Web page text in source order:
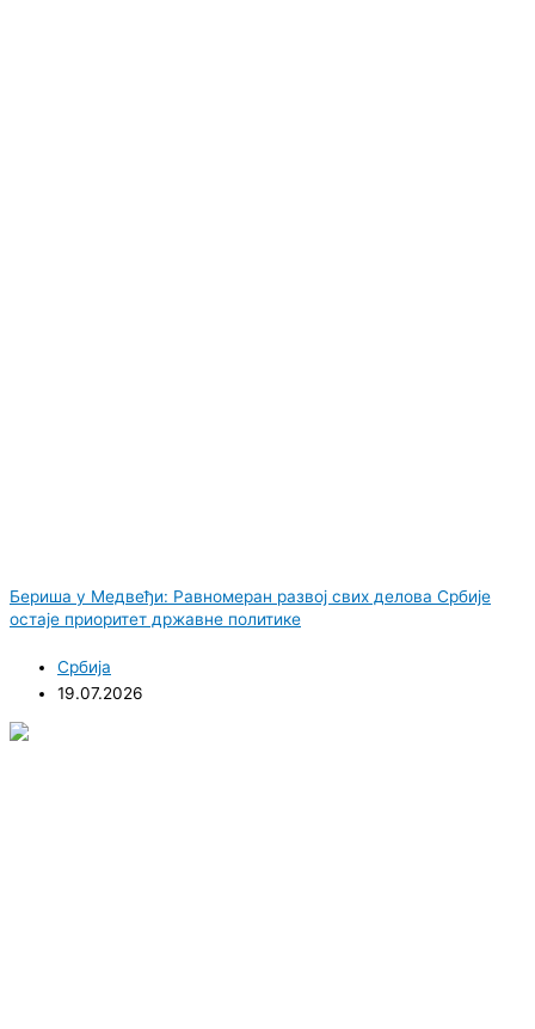
Бериша у Медвеђи: Равномеран развој свих делова Србије
остаје приоритет државне политике
Србија
19.07.2026